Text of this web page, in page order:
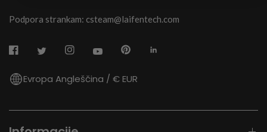
Podpora strankam: csteam@laifentech.com
Evropa Angleščina / € EUR